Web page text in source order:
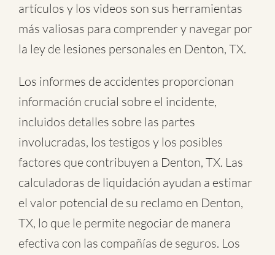
artículos y los videos son sus herramientas
más valiosas para comprender y navegar por
la ley de lesiones personales en Denton, TX.
Los informes de accidentes proporcionan
información crucial sobre el incidente,
incluidos detalles sobre las partes
involucradas, los testigos y los posibles
factores que contribuyen a Denton, TX. Las
calculadoras de liquidación ayudan a estimar
el valor potencial de su reclamo en Denton,
TX, lo que le permite negociar de manera
efectiva con las compañías de seguros. Los